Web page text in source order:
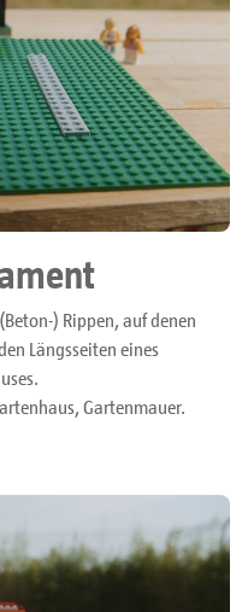
) Rippen, auf denen
Längsseiten eines
Gartenmauer.